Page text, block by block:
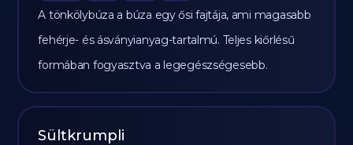
A tönkölybúza a búza egy ősi fajtája, ami magasabb
fehérje- és ásványianyag-tartalmú. Teljes kiőrlésű
formában fogyasztva a legegészségesebb.
Sültkrumpli